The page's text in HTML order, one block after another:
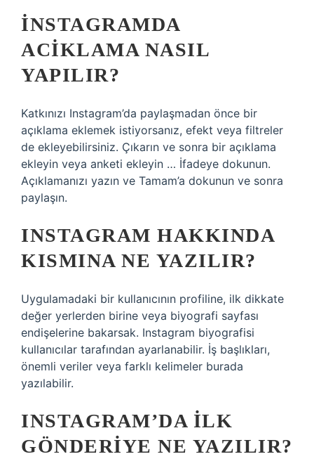
İNSTAGRAMDA
ACIKLAMA NASIL
YAPILIR?
Katkınızı Instagram’da paylaşmadan önce bir
açıklama eklemek istiyorsanız, efekt veya filtreler
de ekleyebilirsiniz. Çıkarın ve sonra bir açıklama
ekleyin veya anketi ekleyin … İfadeye dokunun.
Açıklamanızı yazın ve Tamam’a dokunun ve sonra
paylaşın.
INSTAGRAM HAKKINDA
KISMINA NE YAZILIR?
Uygulamadaki bir kullanıcının profiline, ilk dikkate
değer yerlerden birine veya biyografi sayfası
endişelerine bakarsak. Instagram biyografisi
kullanıcılar tarafından ayarlanabilir. İş başlıkları,
önemli veriler veya farklı kelimeler burada
yazılabilir.
INSTAGRAM’DA ILK
GÖNDERIYE NE YAZILIR?